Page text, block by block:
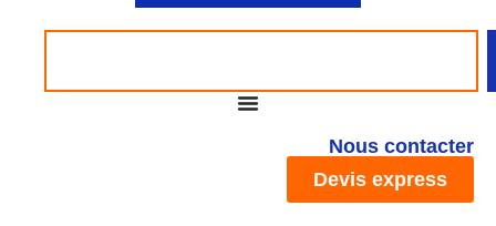
Nous contacter
Devis express